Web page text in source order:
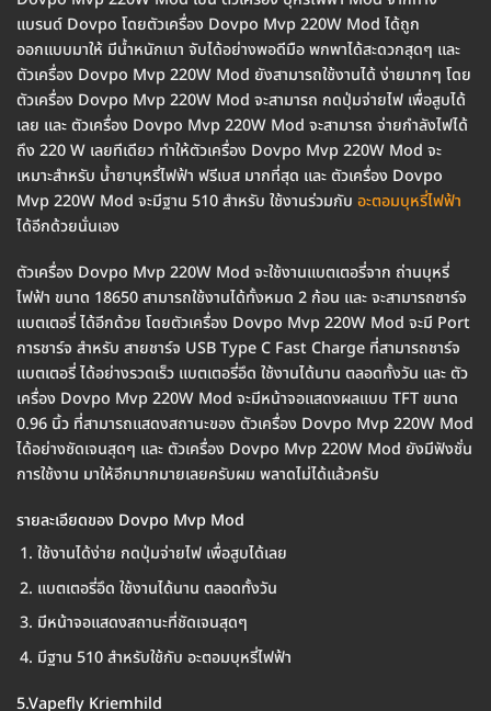
แบรนด์ Dovpo โดยตัวเครื่อง Dovpo Mvp 220W Mod ได้ถูก
ออกแบบมาให้ มีน้ำหนักเบา จับได้อย่างพอดีมือ พกพาได้สะดวกสุดๆ และ
ตัวเครื่อง Dovpo Mvp 220W Mod ยังสามารถใช้งานได้ ง่ายมากๆ โดย
ตัวเครื่อง Dovpo Mvp 220W Mod จะสามารถ กดปุ่มจ่ายไฟ เพื่อสูบได้
เลย และ ตัวเครื่อง Dovpo Mvp 220W Mod จะสามารถ จ่ายกำลังไฟได้
ถึง 220 W เลยทีเดียว ทำให้ตัวเครื่อง Dovpo Mvp 220W Mod จะ
เหมาะสำหรับ น้ำยาบุหรี่ไฟฟ้า ฟรีเบส มากที่สุด และ ตัวเครื่อง Dovpo
Mvp 220W Mod จะมีฐาน 510 สำหรับ ใช้งานร่วมกับ อะตอมบุหรี่ไฟฟ้า
ได้อีกด้วยนั่นเอง
ตัวเครื่อง Dovpo Mvp 220W Mod จะใช้งานแบตเตอรี่จาก ถ่านบุหรี่
ไฟฟ้า ขนาด 18650 สามารถใช้งานได้ทั้งหมด 2 ก้อน และ จะสามารถชาร์จ
แบตเตอรี่ ได้อีกด้วย โดยตัวเครื่อง Dovpo Mvp 220W Mod จะมี Port
การชาร์จ สำหรับ สายชาร์จ USB Type C Fast Charge ที่สามารถชาร์จ
แบตเตอรี่ ได้อย่างรวดเร็ว แบตเตอรี่อึด ใช้งานได้นาน ตลอดทั้งวัน และ ตัว
เครื่อง Dovpo Mvp 220W Mod จะมีหน้าจอแสดงผลแบบ TFT ขนาด
0.96 นิ้ว ที่สามารถแสดงสถานะของ ตัวเครื่อง Dovpo Mvp 220W Mod
ได้อย่างชัดเจนสุดๆ และ ตัวเครื่อง Dovpo Mvp 220W Mod ยังมีฟังชั่น
การใช้งาน มาให้อีกมากมายเลยครับผม พลาดไม่ได้แล้วครับ
รายละเอียดของ Dovpo Mvp Mod
ใช้งานได้ง่าย กดปุ่มจ่ายไฟ เพื่อสูบได้เลย
แบตเตอรี่อึด ใช้งานได้นาน ตลอดทั้งวัน
มีหน้าจอแสดงสถานะที่ชัดเจนสุดๆ
มีฐาน 510 สำหรับใช้กับ อะตอมบุหรี่ไฟฟ้า
5.Vapefly Kriemhild